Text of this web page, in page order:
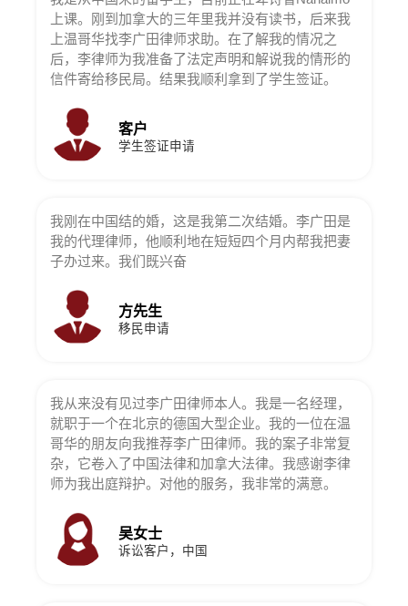
上课。刚到加拿大的三年里我并没有读书，后来我
上温哥华找李广田律师求助。在了解我的情况之
后，李律师为我准备了法定声明和解说我的情形的
信件寄给移民局。结果我顺利拿到了学生签证。
客户
学生签证申请
我刚在中国结的婚，这是我第二次结婚。李广田是
我的代理律师，他顺利地在短短四个月内帮我把妻
子办过来。我们既兴奋
方先生
移民申请
我从来没有见过李广田律师本人。我是一名经理，
就职于一个在北京的德国大型企业。我的一位在温
哥华的朋友向我推荐李广田律师。我的案子非常复
杂，它卷入了中国法律和加拿大法律。我感谢李律
师为我出庭辩护。对他的服务，我非常的满意。
吴女士
诉讼客户，中国